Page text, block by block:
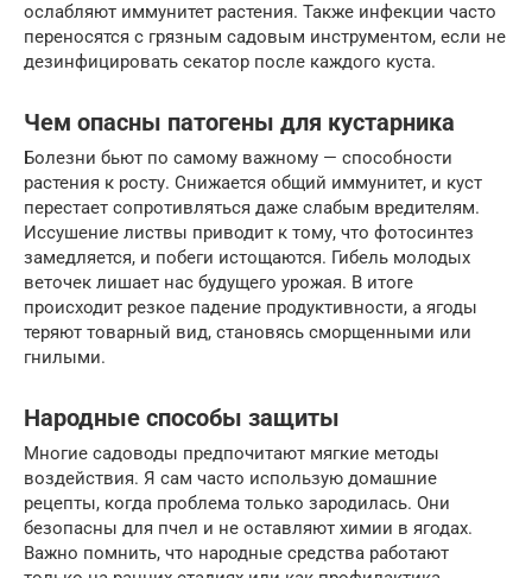
ослабляют иммунитет растения. Также инфекции часто
переносятся с грязным садовым инструментом, если не
дезинфицировать секатор после каждого куста.
Чем опасны патогены для кустарника
Болезни бьют по самому важному — способности
растения к росту. Снижается общий иммунитет, и куст
перестает сопротивляться даже слабым вредителям.
Иссушение листвы приводит к тому, что фотосинтез
замедляется, и побеги истощаются. Гибель молодых
веточек лишает нас будущего урожая. В итоге
происходит резкое падение продуктивности, а ягоды
теряют товарный вид, становясь сморщенными или
гнилыми.
Народные способы защиты
Многие садоводы предпочитают мягкие методы
воздействия. Я сам часто использую домашние
рецепты, когда проблема только зародилась. Они
безопасны для пчел и не оставляют химии в ягодах.
Важно помнить, что народные средства работают